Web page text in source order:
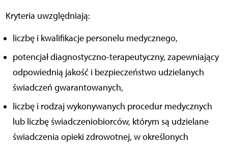
Kryteria uwzględniają:
liczbę i kwalifikacje personelu medycznego,
potencjał diagnostyczno-terapeutyczny, zapewniający
odpowiednią jakość i bezpieczeństwo udzielanych
świadczeń gwarantowanych,
liczbę i rodzaj wykonywanych procedur medycznych
lub liczbę świadczeniobiorców, którym są udzielane
świadczenia opieki zdrowotnej, w określonych